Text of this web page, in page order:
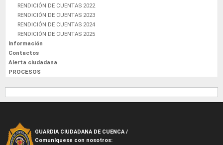
RENDICIÓN DE CUENTAS 2022
RENDICIÓN DE CUENTAS 2023
RENDICIÓN DE CUENTAS 2024
RENDICIÓN DE CUENTAS 2025
Información
Contactos
Alerta ciudadana
PROCESOS
GUARDIA CIUDADANA DE CUENCA /
Comuníquese con nosotros: